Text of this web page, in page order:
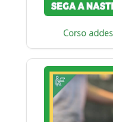
Corso